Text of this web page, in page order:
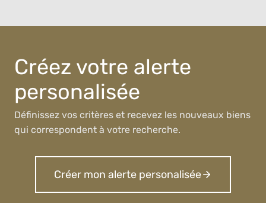
Créez votre alerte
personalisée
Définissez vos critères et recevez les nouveaux biens
qui correspondent à votre recherche.
Créer mon alerte personalisée